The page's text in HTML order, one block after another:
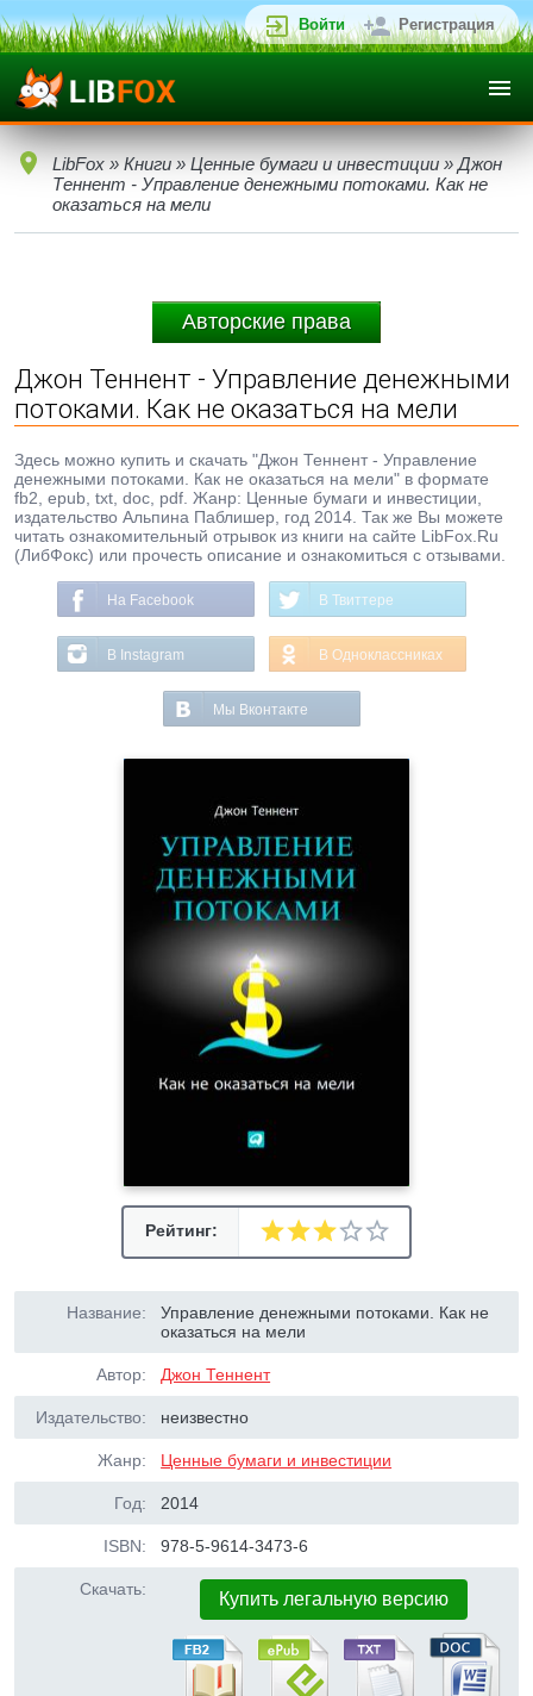
Войти Регистрация
LibFox » Книги » Ценные бумаги и инвестиции » Джон
Теннент - Управление денежными потоками. Как не
оказаться на мели
Авторские права
Джон Теннент - Управление денежными
потоками. Как не оказаться на мели
Здесь можно купить и скачать "Джон Теннент - Управление
денежными потоками. Как не оказаться на мели" в формате
fb2, epub, txt, doc, pdf. Жанр: Ценные бумаги и инвестиции,
издательство Альпина Паблишер, год 2014. Так же Вы можете
читать ознакомительный отрывок из книги на сайте LibFox.Ru
(ЛибФокс) или прочесть описание и ознакомиться с отзывами.
На Facebook В Твиттере
В Instagram В Одноклассниках
Мы Вконтакте
Рейтинг:
Название:
Управление денежными потоками. Как не
оказаться на мели
Автор: Джон Теннент
Издательство: неизвестно
Жанр: Ценные бумаги и инвестиции
Год: 2014
ISBN: 978-5-9614-3473-6
Скачать: Купить легальную версию